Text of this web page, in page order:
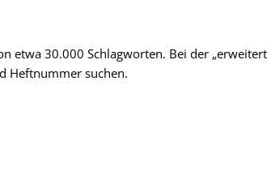
etwa 30.000 Schlagworten. Bei der
Heftnummer suchen.